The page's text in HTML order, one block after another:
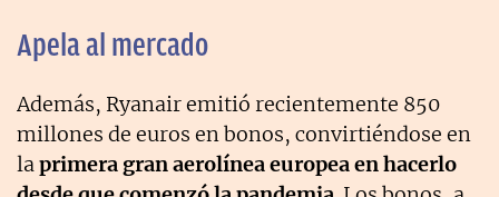
Apela al mercado
Además, Ryanair emitió recientemente 850
millones de euros en bonos, convirtiéndose en
laprimera gran aerolínea europea en hacerlo